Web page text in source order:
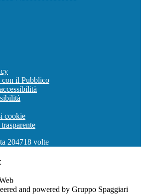
il Pubblico
cookie
204718 volte
and powered by Gruppo Spaggiari